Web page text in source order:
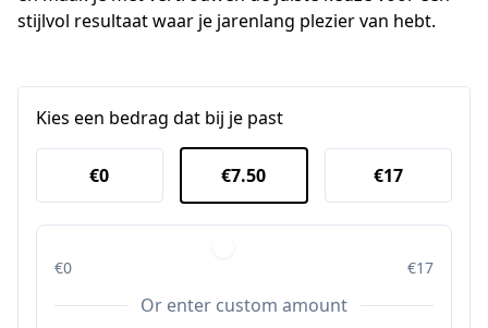
stijlvol resultaat waar je jarenlang plezier van hebt.
Kies een bedrag dat bij je past
€0 €7.50 €17
€0 €17
Or enter custom amount